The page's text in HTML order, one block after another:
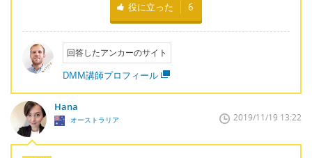
役に立った 6
回答したアンカーのサイト
DMM講師プロフィール
Hana
オーストラリア 2019/11/19 13:22